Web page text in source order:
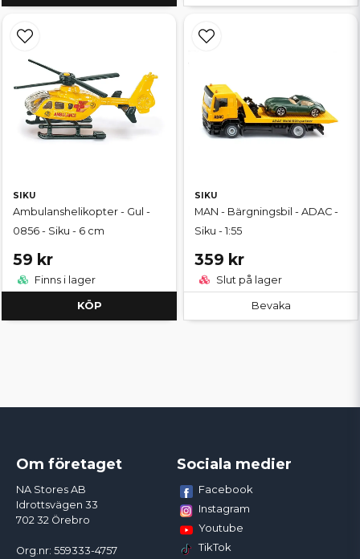
SIKU
Ambulanshelikopter - Gul -
0856 - Siku - 6 cm
59 kr
Finns i lager
KÖP
SIKU
MAN - Bärgningsbil - ADAC -
Siku - 1:55
359 kr
Slut på lager
Bevaka
Om företaget
NA Stores AB
Idrottsvägen 33
702 32 Örebro
Org.nr: 559333-4757
Sociala medier
Facebook
Instagram
Youtube
TikTok